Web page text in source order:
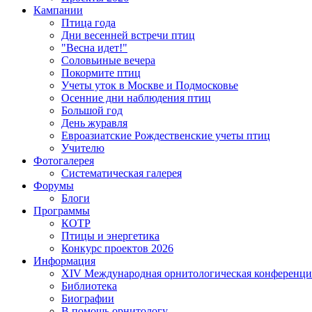
Кампании
Птица года
Дни весенней встречи птиц
"Весна идет!"
Соловьиные вечера
Покормите птиц
Учеты уток в Москве и Подмосковье
Осенние дни наблюдения птиц
Большой год
День журавля
Евроазиатские Рождественские учеты птиц
Учителю
Фотогалерея
Систематическая галерея
Форумы
Блоги
Программы
КОТР
Птицы и энергетика
Конкурс проектов 2026
Информация
XIV Международная орнитологическая
Библиотека
Биографии